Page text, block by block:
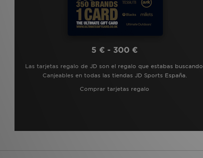
5 € - 300 €
Las tarjetas regalo de JD son el regalo que estabas buscando.
Canjeables en todas las tiendas JD Sports España.
Comprar tarjetas regalo